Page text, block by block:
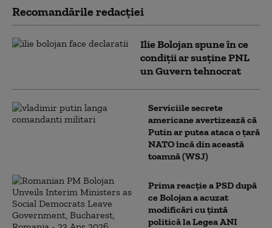
Recomandările redacţiei
Ilie Bolojan spune în ce
condiții ar susține PNL
un Guvern tehnocrat
Serviciile secrete
americane avertizează că
Putin ar putea ataca o țară
NATO încă din această
toamnă (WSJ)
Prima reacție a PSD după
ce Bolojan a acuzat
modificări cu țintă
politică la Legea ANI